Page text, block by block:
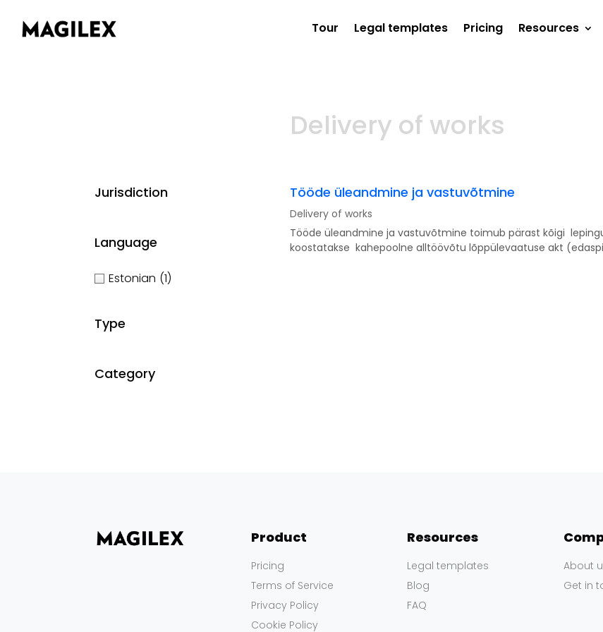
Tour Legal templates Pricing Resources
Delivery of works
Jurisdiction
Language
Estonian (1)
Type
Category
Tööde üleandmine ja vastuvõtmine
Delivery of works
Tööde üleandmine ja vastuvõtmine toimub pärast kõigi
koostatakse kahepoolne alltöövõtu lõppülevaatuse akt
Product
Pricing
Terms of Service
Privacy Policy
Cookie Policy
Resources
Legal templates
Blog
FAQ
About
Get in